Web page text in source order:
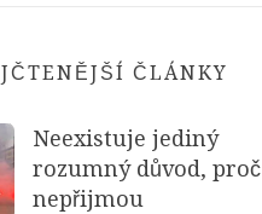
ČLÁNKY
Neexistuje jediný
rozumný důvod, proč
nepřijmou